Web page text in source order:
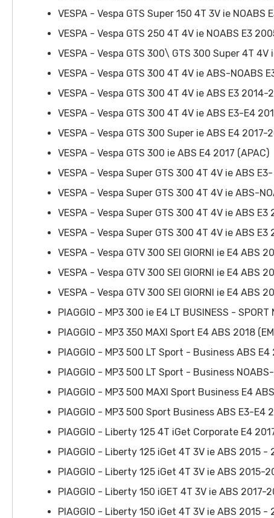
VESPA - Vespa GTS Super 150 4T 3V ie NOABS
VESPA - Vespa GTS 250 4T 4V ie NOABS E3
VESPA - Vespa GTS 300\ GTS 300 Super 4T 4V
VESPA - Vespa GTS 300 4T 4V ie ABS-NOABS
VESPA - Vespa GTS 300 4T 4V ie ABS E3 2014-
VESPA - Vespa GTS 300 4T 4V ie ABS E3-E4
VESPA - Vespa GTS 300 Super ie ABS E4 2017-
VESPA - Vespa GTS 300 ie ABS E4 2017 (APAC)
VESPA - Vespa Super GTS 300 4T 4V ie ABS
VESPA - Vespa Super GTS 300 4T 4V ie ABS-
VESPA - Vespa Super GTS 300 4T 4V ie ABS E3
VESPA - Vespa Super GTS 300 4T 4V ie ABS E3
VESPA - Vespa GTV 300 SEI GIORNI ie E4 ABS
VESPA - Vespa GTV 300 SEI GIORNI ie E4 ABS
VESPA - Vespa GTV 300 SEI GIORNI ie E4 ABS
PIAGGIO - MP3 300 ie E4 LT BUSINESS -
PIAGGIO - MP3 350 MAXI Sport E4 ABS 2018
PIAGGIO - MP3 500 LT Sport - Business ABS E4
PIAGGIO - MP3 500 LT Sport - Business
PIAGGIO - MP3 500 MAXI Sport Business E4
PIAGGIO - MP3 500 Sport Business ABS E3-E4
PIAGGIO - Liberty 125 4T iGet Corporate E4
PIAGGIO - Liberty 125 iGet 4T 3V ie ABS 2015 -
PIAGGIO - Liberty 125 iGet 4T 3V ie ABS 2015-
PIAGGIO - Liberty 150 iGET 4T 3V ie ABS 2017-
PIAGGIO - Liberty 150 iGet 4T 3V ie ABS 2015 -